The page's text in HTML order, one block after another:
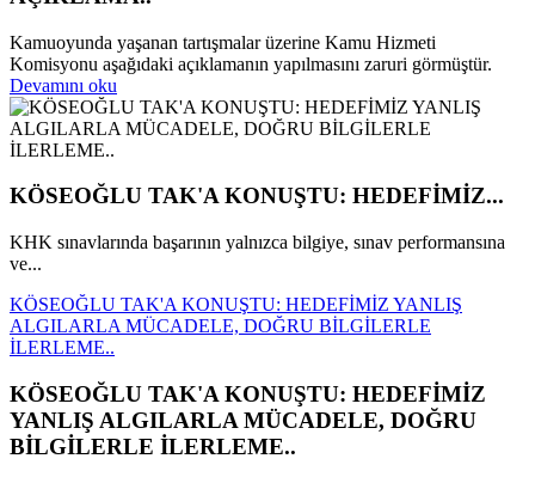
Kamuoyunda yaşanan tartışmalar üzerine Kamu Hizmeti
Komisyonu aşağıdaki açıklamanın yapılmasını zaruri görmüştür.
Devamını oku
KÖSEOĞLU TAK'A KONUŞTU: HEDEFİMİZ...
KHK sınavlarında başarının yalnızca bilgiye, sınav performansına
ve...
KÖSEOĞLU TAK'A KONUŞTU: HEDEFİMİZ YANLIŞ
ALGILARLA MÜCADELE, DOĞRU BİLGİLERLE
İLERLEME..
KÖSEOĞLU TAK'A KONUŞTU: HEDEFİMİZ
YANLIŞ ALGILARLA MÜCADELE, DOĞRU
BİLGİLERLE İLERLEME..